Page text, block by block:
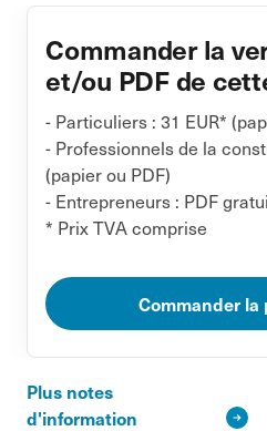
Commander la
et/ou PDF de
- Particuliers : 31 EUR*
- Professionnels de la
(papier ou PDF)
- Entrepreneurs : PDF
* Prix TVA comprise
Commander
Plus notes
d'information